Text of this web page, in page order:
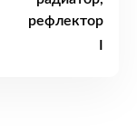
рефлектор